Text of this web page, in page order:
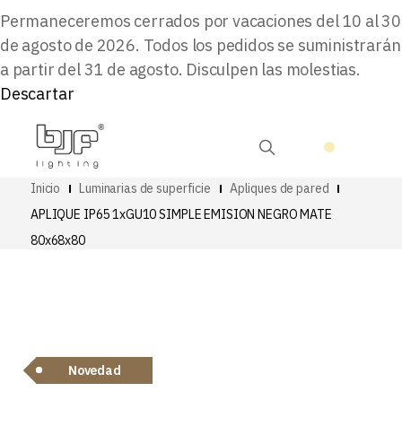
Permaneceremos cerrados por vacaciones del 10 al 30
de agosto de 2026. Todos los pedidos se suministrarán
a partir del 31 de agosto. Disculpen las molestias.
Descartar
Inicio Luminarias de superficie
Apliques de pared
APLIQUE IP65 1xGU10 SIMPLE EMISION NEGRO MATE
80x68x80
Novedad